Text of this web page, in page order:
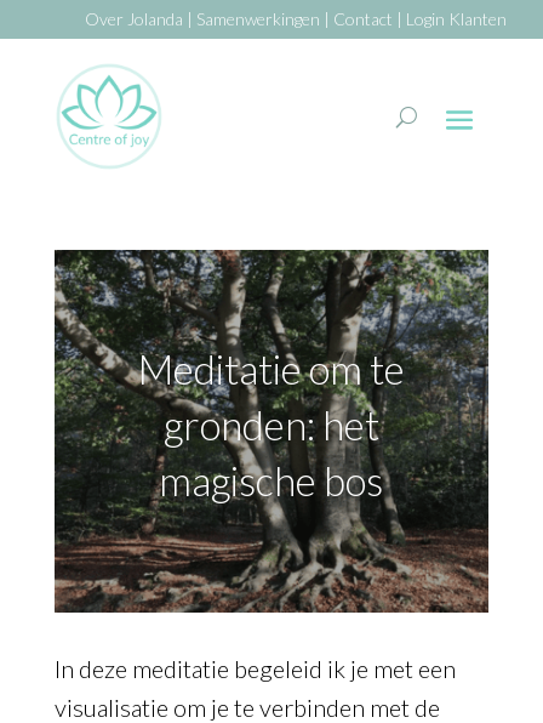
Over Jolanda | Samenwerkingen | Contact | Login Klanten
Meditatie om te
gronden: het
magische bos
In deze meditatie begeleid ik je met een
visualisatie om je te verbinden met de